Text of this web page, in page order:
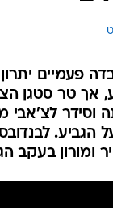
אך טר סטגן
וסידר לצ'אבי
הגביע.
בעקב